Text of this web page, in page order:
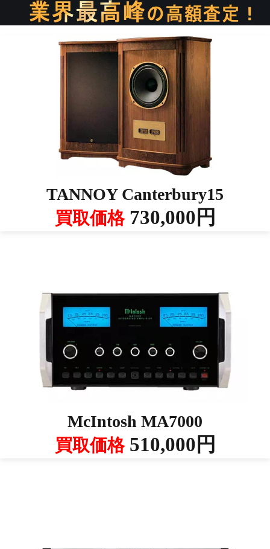
TANNOY Canterbury15
買取価格730,000円
McIntosh MA7000
買取価格510,000円